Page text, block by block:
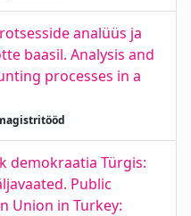
analüüs ja
baasil. Analysis and
processes in a
demokraatia Türgis:
Public
Union in Turkey: